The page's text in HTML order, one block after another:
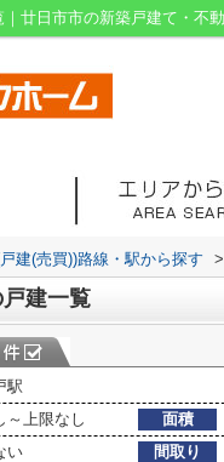
廿日市市の新築戸建て・不
建(売買))路線・駅から探す >
建一覧
駅
～上限なし 面積
い 間取り